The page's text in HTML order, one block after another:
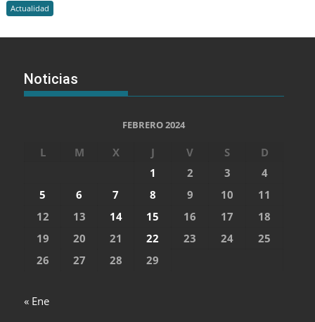
Actualidad
Noticias
FEBRERO 2024
L M X J V S
D
1
2 3
4
5
6 7 8 9 10
11
12
13 14 15 16 17
18
19
20 21 22 23 24
25
26
27 28 29
« Ene